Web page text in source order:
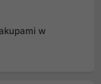
w